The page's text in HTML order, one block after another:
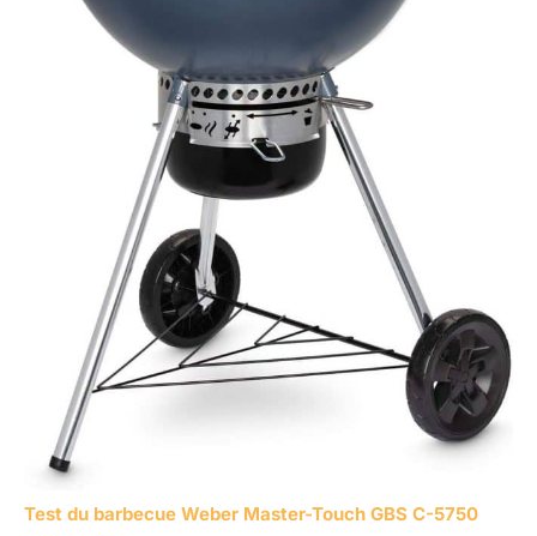
Test du barbecue Weber Master-Touch GBS C-5750